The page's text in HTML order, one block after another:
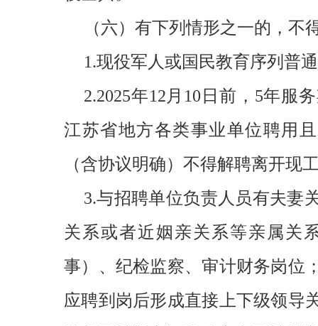
（六）有下列情形之一的，不
1.现役军人或国民教育序列普
2.2025年12月10日前，5年服
江苏省地方各类事业单位聘用
（含协议明确）不得解聘离开现
3.与招聘单位负责人员有夫妻
关系或者近姻亲关系等亲属关
事）、纪检监察、审计财务岗位
应聘到岗后形成直接上下级领导